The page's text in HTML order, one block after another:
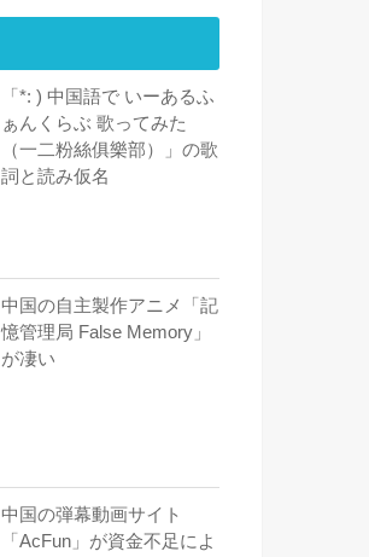
「*: ) 中国語で いーあるふ
ぁんくらぶ 歌ってみた
（一二粉絲俱樂部）」の歌
詞と読み仮名
中国の自主製作アニメ「記
憶管理局 False Memory」
が凄い
中国の弾幕動画サイト
「AcFun」が資金不足によ